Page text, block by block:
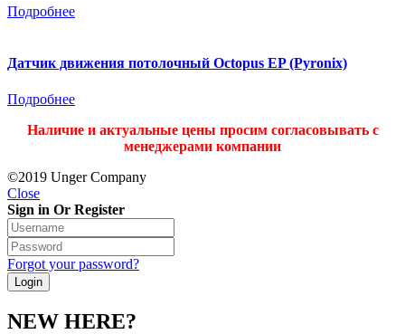
Подробнее
Датчик движения потолочный Octopus EP (Pyronix)
Подробнее
Наличие и актуальные цены просим согласовывать с
менеджерами компании
©2019 Unger Company
Close
Sign in Or Register
Forgot your password?
NEW HERE?